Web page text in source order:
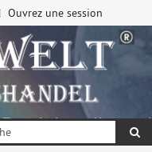
Ouvrez une session